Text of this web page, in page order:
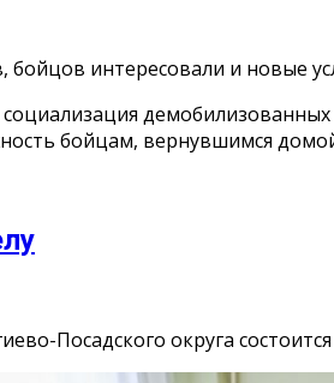
интересовали и новые
бойцам, вернувшимся
Посадского округа